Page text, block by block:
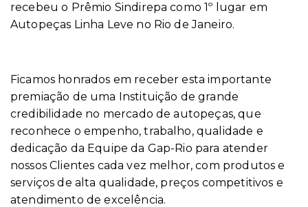
recebeu o Prêmio Sindirepa como 1º lugar em
Autopeças Linha Leve no Rio de Janeiro.
Ficamos honrados em receber esta importante
premiação de uma Instituição de grande
credibilidade no mercado de autopeças, que
reconhece o empenho, trabalho, qualidade e
dedicação da Equipe da Gap-Rio para atender
nossos Clientes cada vez melhor, com produtos e
serviços de alta qualidade, preços competitivos e
atendimento de excelência.